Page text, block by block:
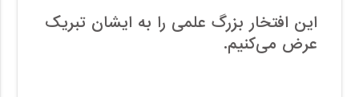
این افتخار بزرگ علمی را به ایشان تبریک
عرض می‌کنیم.